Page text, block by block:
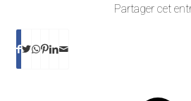
Partager cet